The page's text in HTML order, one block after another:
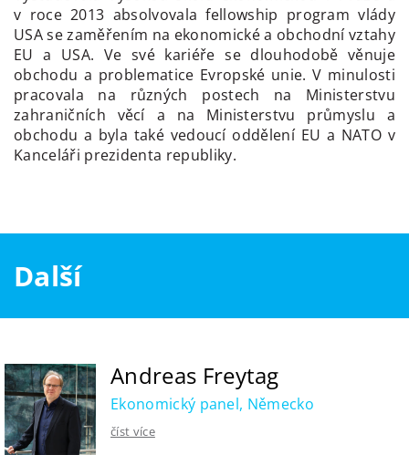
v roce 2013 absolvovala fellowship program vlády
USA se zaměřením na ekonomické a obchodní vztahy
EU a USA. Ve své kariéře se dlouhodobě věnuje
obchodu a problematice Evropské unie. V minulosti
pracovala na různých postech na Ministerstvu
zahraničních věcí a na Ministerstvu průmyslu a
obchodu a byla také vedoucí oddělení EU a NATO v
Kanceláři prezidenta republiky.
Další
Andreas Freytag
Ekonomický panel, Německo
číst více